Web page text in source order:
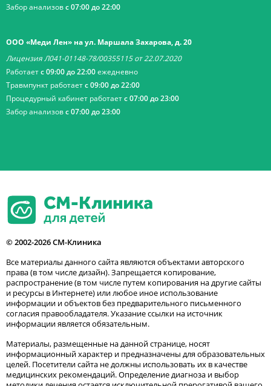
Забор анализовс 07:00 до 22:00
ООО «Меди Лен» на ул. Маршала Захарова, д. 20
Лицензия Л041-01148-78/00355115 от 22.07.2020
Работаетс 09:00 до 22:00ежедневно
Травмпункт работаетс 09:00 до 22:00
Процедурный кабинет работаетс 07:00 до 23:00
Забор анализовс 07:00 до 23:00
© 2002-2026 СМ-Клиника
Все материалы данного сайта являются объектами авторского
права (в том числе дизайн). Запрещается копирование,
распространение (в том числе путем копирования на другие сайты
и ресурсы в Интернете) или любое иное использование
информации и объектов без предварительного письменного
согласия правообладателя. Указание ссылки на источник
информации является обязательным.
Материалы, размещенные на данной странице, носят
информационный характер и предназначены для образовательных
целей. Посетители сайта не должны использовать их в качестве
медицинских рекомендаций. Определение диагноза и выбор